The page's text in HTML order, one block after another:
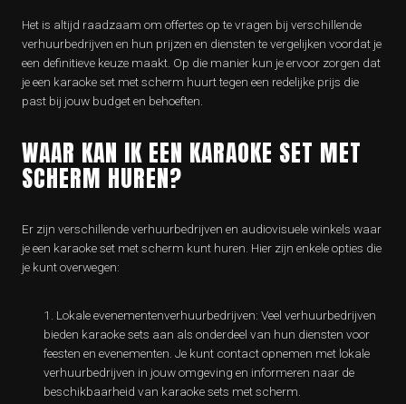
Het is altijd raadzaam om offertes op te vragen bij verschillende
verhuurbedrijven en hun prijzen en diensten te vergelijken voordat je
een definitieve keuze maakt. Op die manier kun je ervoor zorgen dat
je een karaoke set met scherm huurt tegen een redelijke prijs die
past bij jouw budget en behoeften.
WAAR KAN IK EEN KARAOKE SET MET
SCHERM HUREN?
Er zijn verschillende verhuurbedrijven en audiovisuele winkels waar
je een karaoke set met scherm kunt huren. Hier zijn enkele opties die
je kunt overwegen:
Lokale evenementenverhuurbedrijven: Veel verhuurbedrijven
bieden karaoke sets aan als onderdeel van hun diensten voor
feesten en evenementen. Je kunt contact opnemen met lokale
verhuurbedrijven in jouw omgeving en informeren naar de
beschikbaarheid van karaoke sets met scherm.